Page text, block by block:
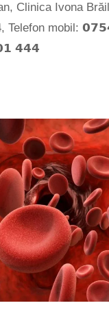
Clinica Ivona
Telefon mobil:
𝟰𝟰𝟰